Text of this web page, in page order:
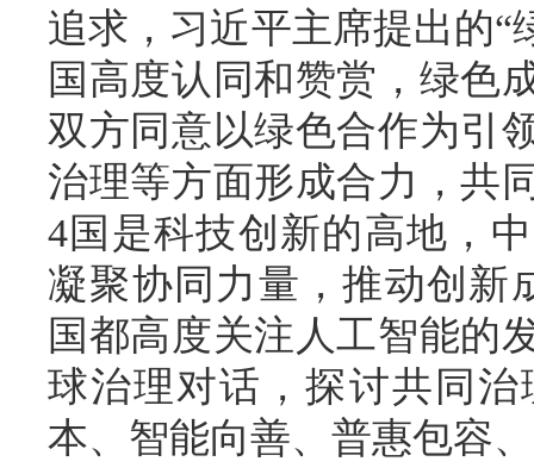
追求，习近平主席提出的“
国高度认同和赞赏，绿色
双方同意以绿色合作为引
治理等方面形成合力，共
4国是科技创新的高地，
凝聚协同力量，推动创新
国都高度关注人工智能的
球治理对话，探讨共同
本、智能向善、普惠包容